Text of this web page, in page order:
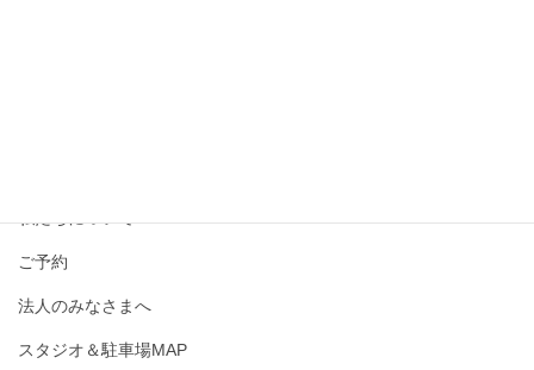
ご予約
法人のみなさまへ
スタジオ＆駐車場MAP